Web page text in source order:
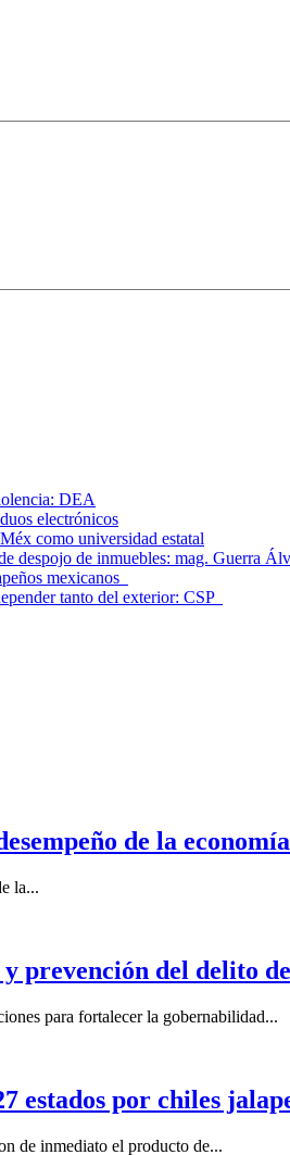
DEA
electrónicos
como universidad estatal
despojo de inmuebles: mag. Guerra
mexicanos
tanto del exterior: CSP
de la
la...
prevención del delito
para fortalecer la gobernabilidad...
estados por chiles
de inmediato el producto de...